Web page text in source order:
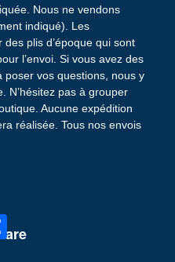
Nous ne vendons
indiqué). Les
plis d’époque qui sont
l’envoi. Si vous avez des
poser vos questions, nous y
N’hésitez pas à grouper
Aucune expédition
réalisée. Tous nos envois
P